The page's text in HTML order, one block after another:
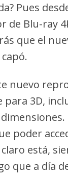
Pues
Blu-ray
que el
nuevo
3D,
poder
está,
que a día